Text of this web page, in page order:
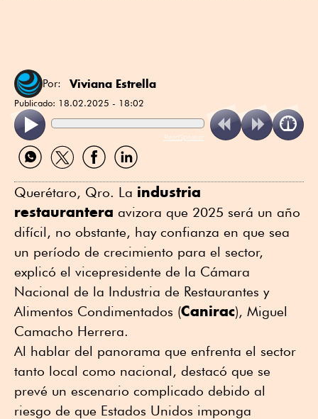
Por: Viviana Estrella
Publicado: 18.02.2025 - 18:02
ReadSpeaker
Compartir
por
Compartir
por
Compartir
por
Compartir
por
Querétaro, Qro. La industria
restaurantera avizora que 2025 será un año
difícil, no obstante, hay confianza en que sea
un período de crecimiento para el sector,
explicó el vicepresidente de la Cámara
Nacional de la Industria de Restaurantes y
Alimentos Condimentados (Canirac), Miguel
Camacho Herrera.
Al hablar del panorama que enfrenta el sector
tanto local como nacional, destacó que se
prevé un escenario complicado debido al
riesgo de que Estados Unidos imponga